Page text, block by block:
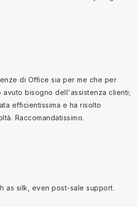
di Office sia per me che per
bisogno dell'assistenza clienti;
efficientissima e ha risolto
Raccomandatissimo.
as silk, even post-sale support.